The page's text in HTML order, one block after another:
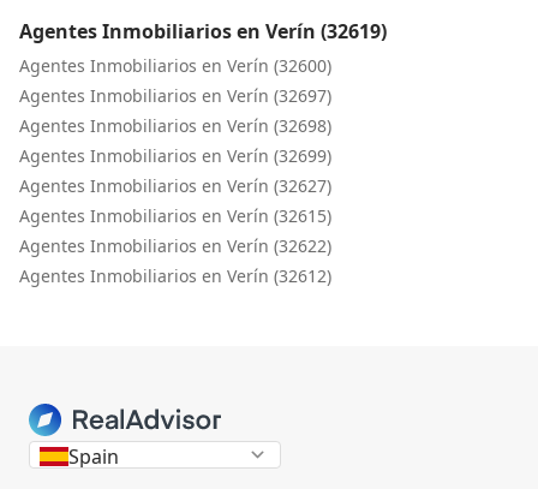
Agentes Inmobiliarios en Verín (32619)
Agentes Inmobiliarios en Verín (32600)
Agentes Inmobiliarios en Verín (32697)
Agentes Inmobiliarios en Verín (32698)
Agentes Inmobiliarios en Verín (32699)
Agentes Inmobiliarios en Verín (32627)
Agentes Inmobiliarios en Verín (32615)
Agentes Inmobiliarios en Verín (32622)
Agentes Inmobiliarios en Verín (32612)
Spain